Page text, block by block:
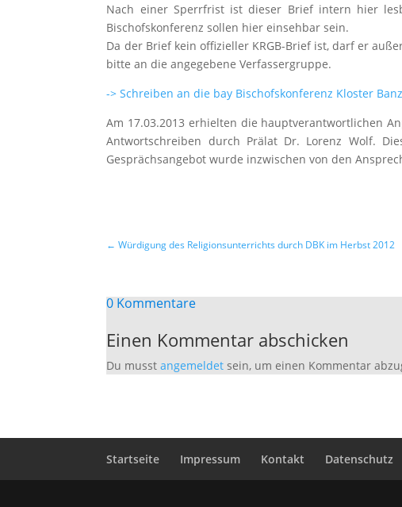
Nach einer Sperrfrist ist dieser Brief intern hier
Bischofskonferenz sollen hier einsehbar sein.
Da der Brief kein offizieller KRGB-Brief ist, darf er
bitte an die angegebene Verfassergruppe.
-> Schreiben an die bay Bischofskonferenz Kloster
Am 17.03.2013 erhielten die hauptverantwortlichen
Antwortschreiben durch Prälat Dr. Lorenz Wolf.
Gesprächsangebot wurde inzwischen von den
←Würdigung des Religionsunterrichts durch DBK im Herbst 2012
0 Kommentare
Einen Kommentar abschicken
Du musstangemeldet sein, um einen Kommentar
Startseite Impressum Kontakt Datenschutz